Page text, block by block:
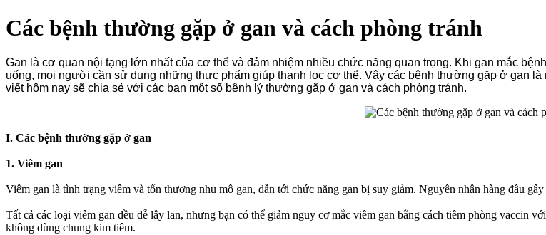
Các bệnh thường gặp ở gan và cách phòng tránh
Gan là cơ quan nội tạng lớn nhất của cơ thể và đảm nhiệm nhiều chức năng quan trọng. Khi gan mắc
uống, mọi người cần sử dụng những thực phẩm giúp thanh lọc cơ thể. Vậy các bệnh thường gặp ở gan
viết hôm nay sẽ chia sẻ với các bạn một số bệnh lý thường gặp ở gan và cách phòng tránh.
I. Các bệnh thường gặp ở gan
1. Viêm gan
Viêm gan là tình trạng viêm và tổn thương nhu mô gan, dẫn tới chức năng gan bị suy giảm. Nguyên nhân hàng đầu
Tất cả các loại viêm gan đều dễ lây lan, nhưng bạn có thể giảm nguy cơ mắc viêm gan bằng cách tiêm phòng vaccin
không dùng chung kim tiêm.